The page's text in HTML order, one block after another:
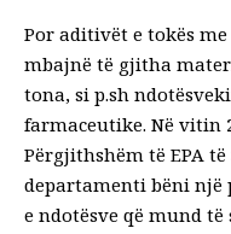
Por aditivët e tokës
mbajnë të gjitha
tona, si p.sh ndotësve
farmaceutike. Në vitin
Përgjithshëm të EPA
departamenti bëni një
e ndotësve që mund të